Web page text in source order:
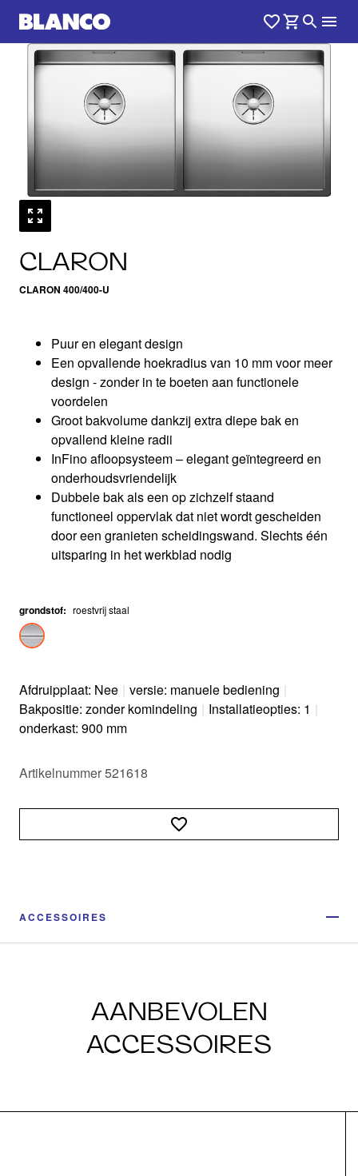
CLARON
CLARON 400/400-U
1 /0
Puur en elegant design
Een opvallende hoekradius van 10 mm voor meer
design - zonder in te boeten aan functionele
voordelen
Groot bakvolume dankzij extra diepe bak en
opvallend kleine radii
InFino afloopsysteem – elegant geïntegreerd en
onderhoudsvriendelijk
Dubbele bak als een op zichzelf staand
functioneel oppervlak dat niet wordt gescheiden
door een granieten scheidingswand. Slechts één
uitsparing in het werkblad nodig
grondstof: roestvrij staal
Afdruipplaat: Nee | versie: manuele bediening |
Bakpositie: zonder komindeling | Installatieopties: 1 |
onderkast: 900 mm
Artikelnummer 521618
ACCESSOIRES
AANBEVOLEN
ACCESSOIRES